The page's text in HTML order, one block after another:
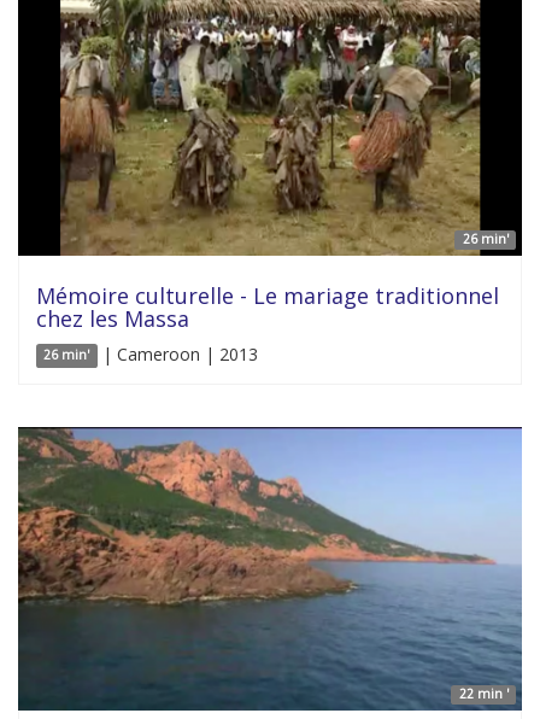
26 min'
Mémoire culturelle - Le mariage traditionnel
chez les Massa
26 min' | Cameroon | 2013
22 min '